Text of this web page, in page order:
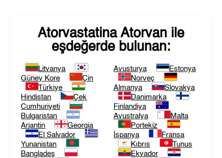
Atorvastatina Atorvan ile
eşdeğerde bulunan:
Litvanya
Güney Kore
Çin
Türkiye
Hindistan
Çek
Cumhuriyeti
Bulgaristan
Arjantin
Georgia
El Salvador
Yunanistan
Bangladeş
Avusturya
Estonya
Norveç
Almanya
Slovakya
Danimarka
Finlandiya
Avustralya
Malta
Portekiz
İspanya
Fransa
Kıbrıs
Tunus
Ekvador